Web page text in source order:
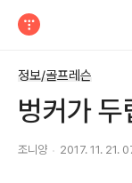
정보/골프레슨
벙커가 두
조니양 2017. 11. 21.